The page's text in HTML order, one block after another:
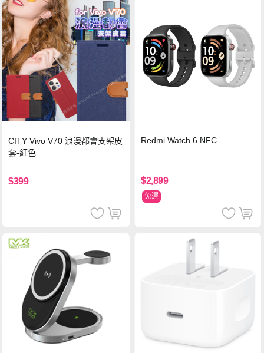
CITY Vivo V70 浪漫都會支架皮
套-紅色
$399
Redmi Watch 6 NFC
$2,899
免運